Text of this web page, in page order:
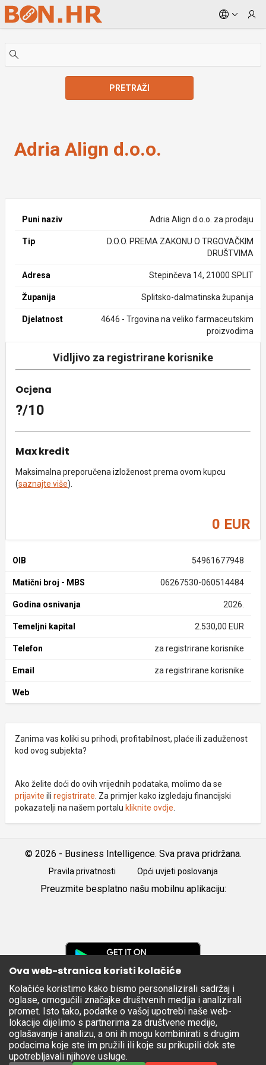
Skip to Main Content
PRETRAŽI
Adria Align d.o.o.
Puni naziv Adria Align d.o.o. za prodaju
Tip
D.O.O. PREMA ZAKONU O TRGOVAČKIM
DRUŠTVIMA
Adresa Stepinčeva 14, 21000 SPLIT
Županija Splitsko-dalmatinska županija
Djelatnost
4646 - Trgovina na veliko farmaceutskim
proizvodima
Vidljivo za registrirane korisnike
Ocjena
?/10
Max kredit
Maksimalna preporučena izloženost prema ovom kupcu
(saznajte više).
0 EUR
OIB 54961677948
Matični broj - MBS 06267530-060514484
Godina osnivanja 2026.
Temeljni kapital 2.530,00 EUR
Telefon za registrirane korisnike
Email za registrirane korisnike
Web
Zanima vas koliki su prihodi, profitabilnost, plaće ili zaduženost
kod ovog subjekta?
Ako želite doći do ovih vrijednih podataka, molimo da se
prijavite ili registrirate . Za primjer kako izgledaju financijski
pokazatelji na našem portalu kliknite ovdje
© 2026 - Business Intelligence. Sva prava pridržana.
Pravila privatnosti Opći uvjeti poslovanja
Preuzmite besplatno našu mobilnu aplikaciju:
Apple
Store
Ova web-stranica koristi kolačiće
Kolačiće koristimo kako bismo personalizirali sadržaj i
oglase, omogućili značajke društvenih medija i analizirali
promet. Isto tako, podatke o vašoj upotrebi naše web-
lokacije dijelimo s partnerima za društvene medije,
oglašavanje i analizu, a oni ih mogu kombinirati s drugim
podacima koje ste im pružili ili koje su prikupili dok ste
upotrebljavali njihove usluge.